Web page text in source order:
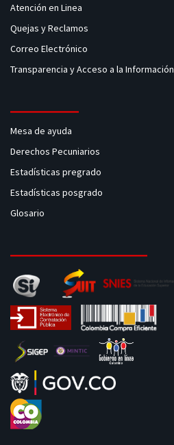
Atención en Linea
Quejas y Reclamos
Correo Electrónico
Transparencia y Acceso a la Información
Mesa de ayuda
Derechos Pecuniarios
Estadísticas pregrado
Estadísticas posgrado
Glosario